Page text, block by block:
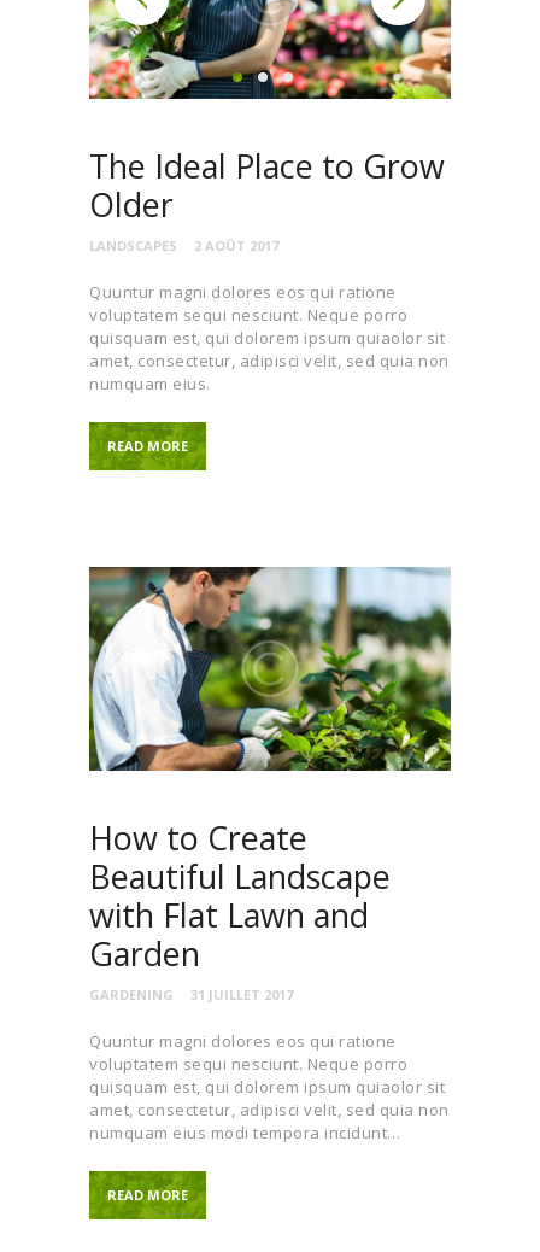
The Ideal Place to Grow
Older
LANDSCAPES 2 AOÛT 2017
Quuntur magni dolores eos qui ratione
voluptatem sequi nesciunt. Neque porro
quisquam est, qui dolorem ipsum quiaolor sit
amet, consectetur, adipisci velit, sed quia non
numquam eius.
READ MORE
How to Create
Beautiful Landscape
with Flat Lawn and
Garden
GARDENING 31 JUILLET 2017
Quuntur magni dolores eos qui ratione
voluptatem sequi nesciunt. Neque porro
quisquam est, qui dolorem ipsum quiaolor sit
amet, consectetur, adipisci velit, sed quia non
numquam eius modi tempora incidunt…
READ MORE